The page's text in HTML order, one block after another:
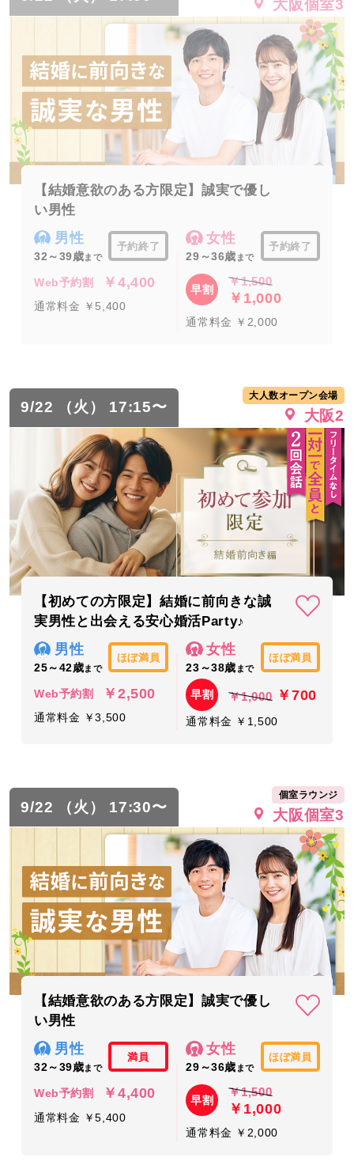
大阪個室3
【結婚意欲のある方限定】誠実で優し
い男性
男性
32～39歳まで
予約終了
Web予約割 ￥4,400
通常料金 ￥5,400
女性
29～36歳 まで
予約終了
早割
￥1,500
￥1,000
通常料金 ￥2,000
9/22 （火） 17:15〜
大人数オープン会場
大阪2
【初めての方限定】結婚に前向きな誠
実男性と出会える安心婚活Party♪
男性
25～42歳まで
ほぼ満員
Web予約割 ￥2,500
通常料金 ￥3,500
女性
23～38歳 まで
ほぼ満員
早割 ￥1,000 ￥700
通常料金 ￥1,500
9/22 （火） 17:30〜
個室ラウンジ
大阪個室3
【結婚意欲のある方限定】誠実で優し
い男性
男性
32～39歳まで
満員
Web予約割 ￥4,400
通常料金 ￥5,400
女性
29～36歳 まで
ほぼ満員
早割
￥1,500
￥1,000
通常料金 ￥2,000